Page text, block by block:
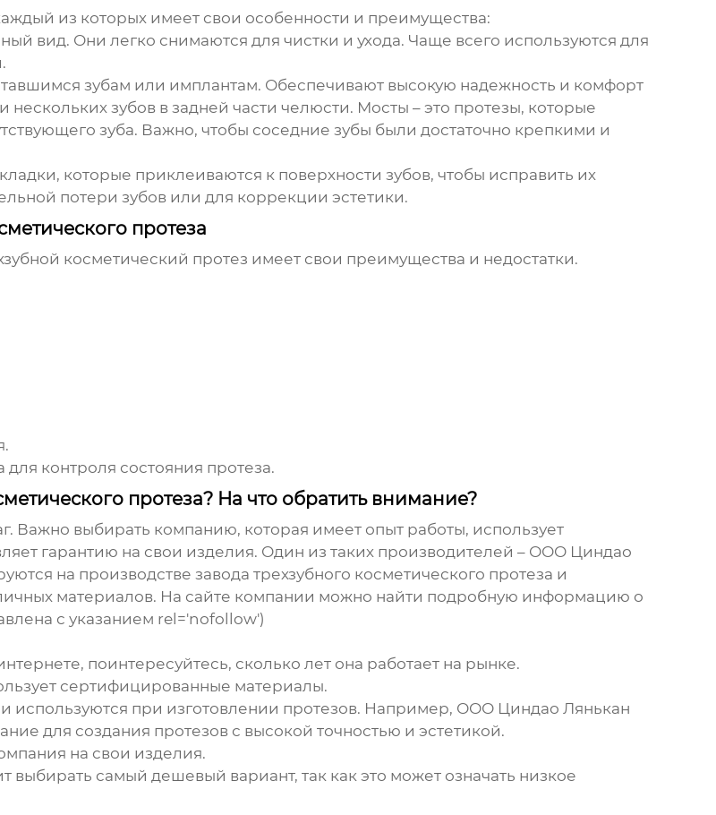
из которых имеет свои особенности и преимущества:
вид. Они легко снимаются для чистки и ухода. Чаще всего используются для
зубам или имплантам. Обеспечивают высокую надежность и комфорт
зубов в задней части челюсти. Мосты – это протезы, которые
зуба. Важно, чтобы соседние зубы были достаточно крепкими и
которые приклеиваются к поверхности зубов, чтобы исправить их
потери зубов или для коррекции эстетики.
протеза
косметический протез имеет свои преимущества и недостатки.
контроля состояния протеза.
протеза? На что обратить внимание?
Важно выбирать компанию, которая имеет опыт работы, использует
гарантию на свои изделия. Один из таких производителей – ООО Циндао
на производстве завода трехзубного косметического протеза и
материалов. На сайте компании можно найти подробную информацию о
с указанием rel='nofollow')
поинтересуйтесь, сколько лет она работает на рынке.
сертифицированные материалы.
используются при изготовлении протезов. Например, ООО Циндао Лянькан
для создания протезов с высокой точностью и эстетикой.
на свои изделия.
выбирать самый дешевый вариант, так как это может означать низкое